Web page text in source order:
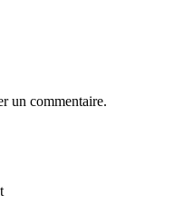
un commentaire.